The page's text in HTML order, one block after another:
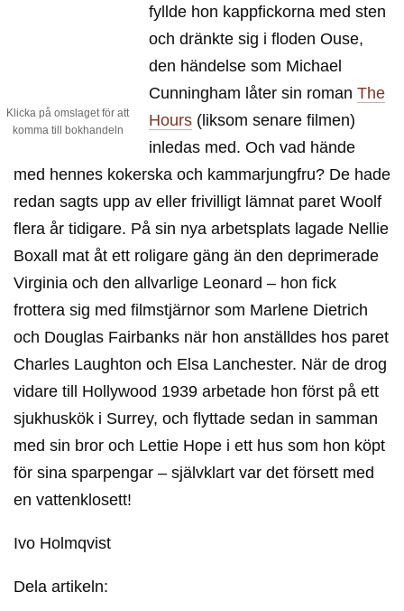
Klicka på omslaget för att
komma till bokhandeln
fyllde hon kappfickorna med sten
och dränkte sig i floden Ouse,
den händelse som Michael
Cunningham låter sin roman The
Hours(liksom senare filmen)
inledas med. Och vad hände
med hennes kokerska och kammarjungfru? De hade
redan sagts upp av eller frivilligt lämnat paret Woolf
flera år tidigare. På sin nya arbetsplats lagade Nellie
Boxall mat åt ett roligare gäng än den deprimerade
Virginia och den allvarlige Leonard – hon fick
frottera sig med filmstjärnor som Marlene Dietrich
och Douglas Fairbanks när hon anställdes hos paret
Charles Laughton och Elsa Lanchester. När de drog
vidare till Hollywood 1939 arbetade hon först på ett
sjukhuskök i Surrey, och flyttade sedan in samman
med sin bror och Lettie Hope i ett hus som hon köpt
för sina sparpengar – självklart var det försett med
en vattenklosett!
Ivo Holmqvist
Dela artikeln: